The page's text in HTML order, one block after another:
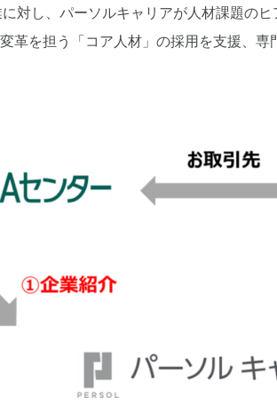
対し、パーソルキャリアが人材課題の
革を担う「コア人材」の採用を支援、専